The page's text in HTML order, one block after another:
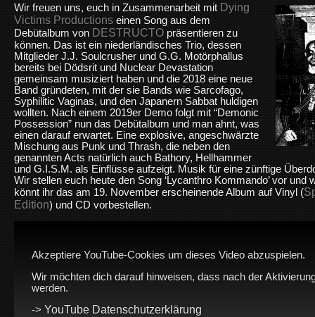
Wir freuen uns, euch in Zusammenarbeit mit Dying
Victims Productions einen Song aus dem
Debütalbum von DESTRUCTO präsentieren zu
können. Das ist ein niederländisches Trio, dessen
Mitglieder J.J. Soulcrusher und G.G. Motörphallus
bereits bei Dödsrit und Nuclear Devastation
gemeinsam musiziert haben und die 2018 eine neue
Band gründeten, mit der sie Bands wie Sarcofago,
Syphilitic Vaginas, und den Japanern Sabbat huldigen
wollten. Nach einem 2019er Demo folgt mit “Demonic
Possession” nun das Debütalbum und man ahnt, was
einen darauf erwartet. Eine explosive, angeschwärzte
Mischung aus Punk und Thrash, die neben den
genannten Acts natürlich auch Bathory, Hellhammer
und G.I.S.M. als Einflüsse aufzeigt. Musik für eine zünftige
Wir stellen euch heute den Song ‘Lycanthro Kommando’ vor
könnt ihr das am 19. November erscheinende Album auf Vinyl (
Edition) und CD vorbestellen.
Akzeptiere YouTube-Cookies um dieses Video abzuspielen.
Wir möchten dich darauf hinweisen, dass nach der
werden.
-> YouTube Datenschutzerklärung